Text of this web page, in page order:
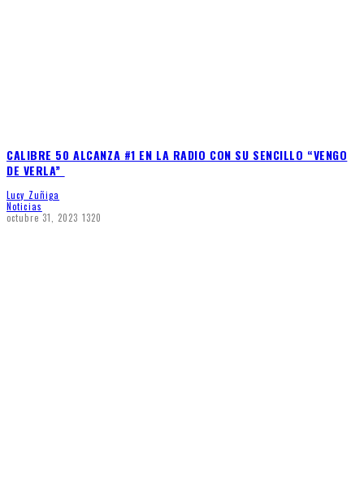
CALIBRE 50 ALCANZA #1 EN LA RADIO CON SU SENCILLO “VENGO
DE VERLA”
Lucy Zuñiga
Noticias
octubre 31, 2023 1320